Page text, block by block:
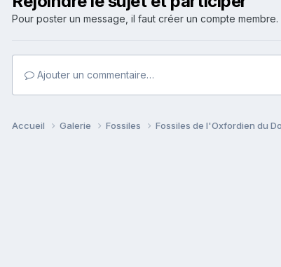
Pour poster un message, il faut créer un compte
Ajouter un commentaire…
Accueil Galerie Fossiles Fossiles de l'Oxfordien du